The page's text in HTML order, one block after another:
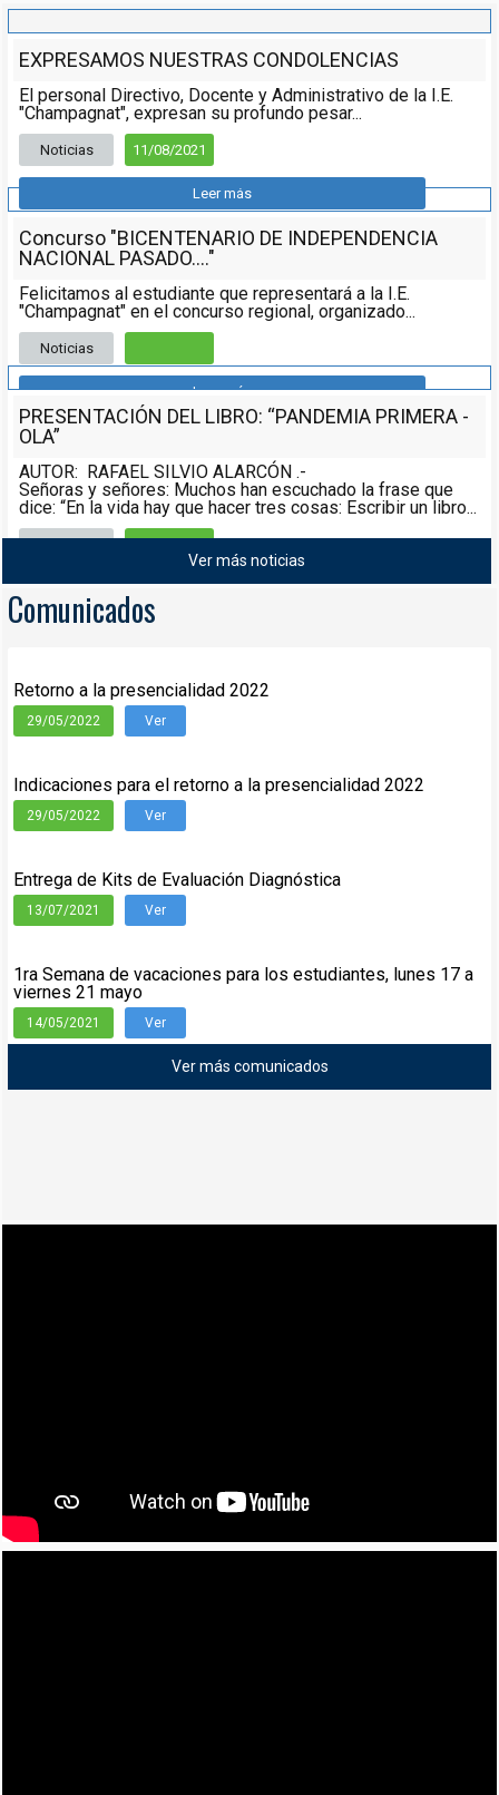
EXPRESAMOS NUESTRAS CONDOLENCIAS
El personal Directivo, Docente y Administrativo de la I.E.
"Champagnat", expresan su profundo pesar...
Noticias 11/08/2021
Leer más
Concurso "BICENTENARIO DE INDEPENDENCIA
NACIONAL PASADO...."
Felicitamos al estudiante que representará a la I.E.
"Champagnat" en el concurso regional, organizado...
Noticias
Leer más
PRESENTACIÓN DEL LIBRO: “PANDEMIA PRIMERA -
OLA”
AUTOR: RAFAEL SILVIO ALARCÓN .-
Señoras y señores: Muchos han escuchado la frase que
dice: “En la vida hay que hacer tres cosas: Escribir un libro...
Leer más
Ver más noticias
Comunicados
Retorno a la presencialidad 2022
29/05/2022 Ver
Indicaciones para el retorno a la presencialidad 2022
29/05/2022 Ver
Entrega de Kits de Evaluación Diagnóstica
13/07/2021 Ver
1ra Semana de vacaciones para los estudiantes, lunes 17 a
viernes 21 mayo
14/05/2021 Ver
Ver más comunicados